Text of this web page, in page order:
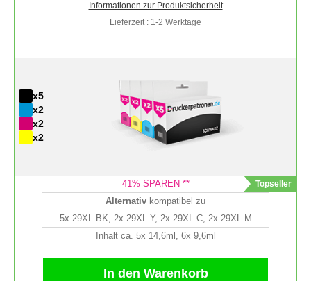
Informationen zur Produktsicherheit
Lieferzeit : 1-2 Werktage
x5
x2
x2
x2
41% SPAREN **
Alternativ kompatibel zu
5x 29XL BK, 2x 29XL Y, 2x 29XL C, 2x 29XL M
Inhalt ca. 5x 14,6ml, 6x 9,6ml
In den Warenkorb